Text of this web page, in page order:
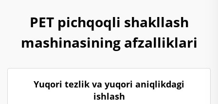
PET pichqoqli shakllash
mashinasining afzalliklari
Yuqori tezlik va yuqori aniqlikdagi
ishlash